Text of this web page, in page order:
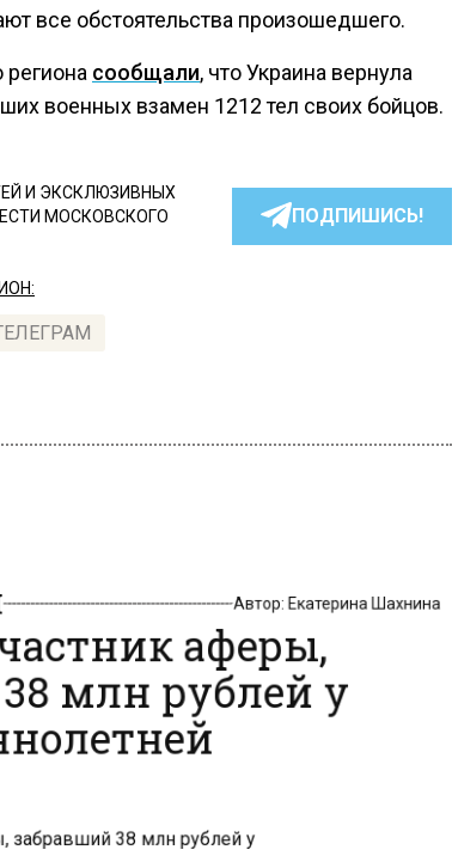
все обстоятельства произошедшего.
сообщали, что Украина вернула
военных взамен 1212 тел своих бойцов.
И ЭКСКЛЮЗИВНЫХ
МОСКОВСКОГО
ПОДПИШИСЬ!
аферы,
млн рублей у